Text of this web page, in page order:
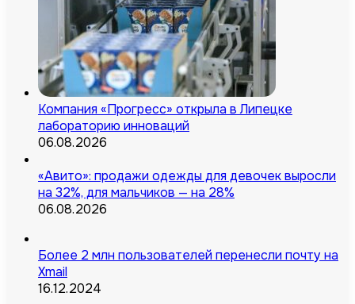
Компания «Прогресс» открыла в Липецке
лабораторию инноваций
06.08.2026
«Авито»: продажи одежды для девочек выросли
на 32%, для мальчиков — на 28%
06.08.2026
Более 2 млн пользователей перенесли почту на
Xmail
16.12.2024